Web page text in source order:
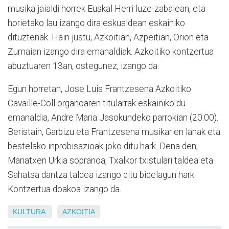
musika jaialdi horrek Euskal Herri luze-zabalean, eta
horietako lau izango dira eskualdean eskainiko
dituztenak. Hain justu, Azkoitian, Azpeitian, Orion eta
Zumaian izango dira emanaldiak. Azkoitiko kontzertua
abuztuaren 13an, ostegunez, izango da.
Egun horretan, Jose Luis Frantzesena Azkoitiko
Cavaille-Coll organoaren titularrak eskainiko du
emanaldia, Andre Maria Jasokundeko parrokian (20:00).
Beristain, Garbizu eta Frantzesena musikarien lanak eta
bestelako inprobisazioak joko ditu hark. Dena den,
Mariatxen Urkia sopranoa, Txalkor txistulari taldea eta
Sahatsa dantza taldea izango ditu bidelagun hark.
Kontzertua doakoa izango da.
KULTURA AZKOITIA